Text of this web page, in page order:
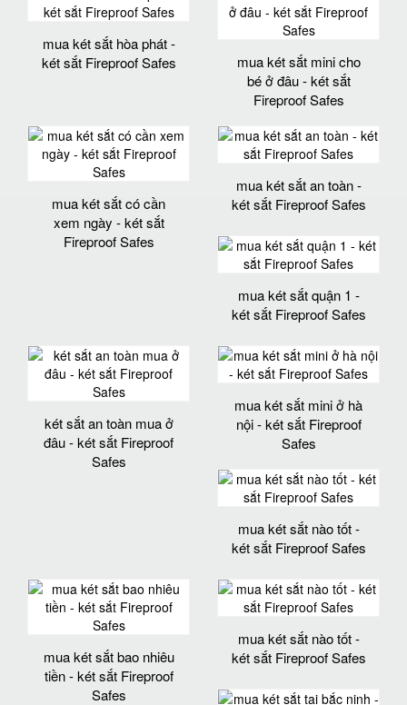
mua két sắt hòa phát -
két sắt Fireproof Safes
mua két sắt mini cho
bé ở đâu - két sắt
Fireproof Safes
mua két sắt có cần
xem ngày - két sắt
Fireproof Safes
mua két sắt an toàn -
két sắt Fireproof Safes
mua két sắt quận 1 -
két sắt Fireproof Safes
két sắt an toàn mua ở
đâu - két sắt Fireproof
Safes
mua két sắt mini ở hà
nội - két sắt Fireproof
Safes
mua két sắt nào tốt -
két sắt Fireproof Safes
mua két sắt bao nhiêu
tiền - két sắt Fireproof
Safes
mua két sắt nào tốt -
két sắt Fireproof Safes